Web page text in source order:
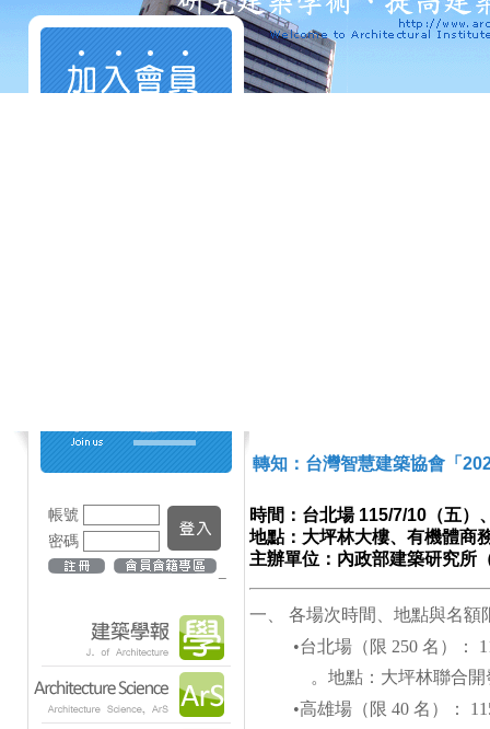
帳號
密碼
轉知：台灣智慧建築協會「
時間：台北場 115/7/10（五）
地點：大坪林大樓、有機體商
主辦單位：內政部建築研究所
一、 各場次時間、地點與名額
•台北場（限 250 名）：
。地點：大坪林聯合
•高雄場（限 40 名）：